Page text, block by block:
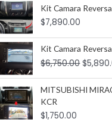
Kit Camara
$7,890.00
Kit Camara
$6,750.00 $
MITSUBISHI
KCR
$1,750.00